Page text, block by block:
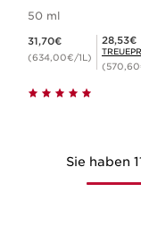
50 ml
31,70€
(634,00€/1L)
Mitgliederpreis 28,53€
28,53€
Sie haben